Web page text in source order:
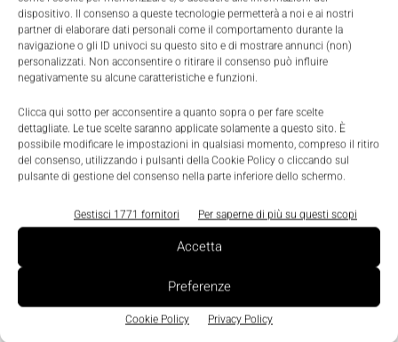
dispositivo. Il consenso a queste tecnologie permetterà a noi e ai nostri
partner di elaborare dati personali come il comportamento durante la
navigazione o gli ID univoci su questo sito e di mostrare annunci (non)
personalizzati. Non acconsentire o ritirare il consenso può influire
negativamente su alcune caratteristiche e funzioni.
Clicca qui sotto per acconsentire a quanto sopra o per fare scelte
dettagliate. Le tue scelte saranno applicate solamente a questo sito. È
possibile modificare le impostazioni in qualsiasi momento, compreso il ritiro
del consenso, utilizzando i pulsanti della Cookie Policy o cliccando sul
pulsante di gestione del consenso nella parte inferiore dello schermo.
Gestisci 1771 fornitori Per saperne di più su questi scopi
Accetta
Preferenze
Cookie Policy Privacy Policy
L’introduzione della linea di cobot amplia
ulteriormente il portafoglio tecnologico dell’azienda,
consentendo di integrare automazione collaborativa
e strutture modulari all’interno di un unico
ecosistema produttivo.